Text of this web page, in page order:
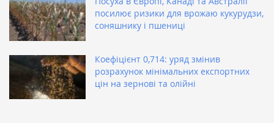
посилює ризики для врожаю кукурудзи,
соняшнику і пшениці
Коефіцієнт 0,714: уряд змінив
розрахунок мінімальних експортних
цін на зернові та олійні